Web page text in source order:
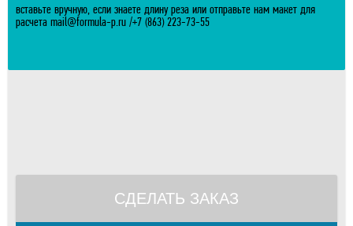
вставьте вручную, если знаете длину реза или отправьте нам макет для
расчета mail@formula-p.ru /+7 (863) 223-73-55
СДЕЛАТЬ ЗАКАЗ